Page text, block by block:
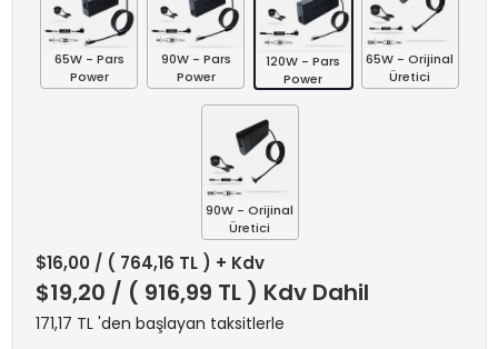
65W - Pars
Power
90W - Pars
Power
120W - Pars
Power
65W - Orijinal
Üretici
90W - Orijinal
Üretici
$16,00 / ( 764,16 TL ) + Kdv
$19,20 / ( 916,99 TL ) Kdv Dahil
171,17 TL 'den başlayan taksitlerle